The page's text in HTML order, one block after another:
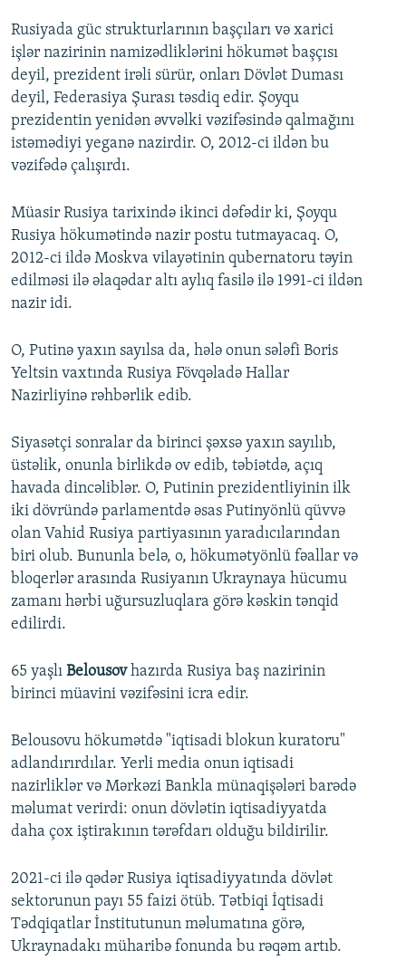
Rusiyada güc strukturlarının başçıları və xarici
işlər nazirinin namizədliklərini hökumət başçısı
deyil, prezident irəli sürür, onları Dövlət Duması
deyil, Federasiya Şurası təsdiq edir. Şoyqu
prezidentin yenidən əvvəlki vəzifəsində qalmağını
istəmədiyi yeganə nazirdir. O, 2012-ci ildən bu
vəzifədə çalışırdı.
Müasir Rusiya tarixində ikinci dəfədir ki, Şoyqu
Rusiya hökumətində nazir postu tutmayacaq. O,
2012-ci ildə Moskva vilayətinin qubernatoru təyin
edilməsi ilə əlaqədar altı aylıq fasilə ilə 1991-ci ildən
nazir idi.
O, Putinə yaxın sayılsa da, hələ onun sələfi Boris
Yeltsin vaxtında Rusiya Fövqəladə Hallar
Nazirliyinə rəhbərlik edib.
Siyasətçi sonralar da birinci şəxsə yaxın sayılıb,
üstəlik, onunla birlikdə ov edib, təbiətdə, açıq
havada dincəliblər. O, Putinin prezidentliyinin ilk
iki dövründə parlamentdə əsas Putinyönlü qüvvə
olan Vahid Rusiya partiyasının yaradıcılarından
biri olub. Bununla belə, o, hökumətyönlü fəallar və
bloqerlər arasında Rusiyanın Ukraynaya hücumu
zamanı hərbi uğursuzluqlara görə kəskin tənqid
edilirdi.
65 yaşlı Belousovhazırda Rusiya baş nazirinin
birinci müavini vəzifəsini icra edir.
Belousovu hökumətdə "iqtisadi blokun kuratoru"
adlandırırdılar. Yerli media onun iqtisadi
nazirliklər və Mərkəzi Bankla münaqişələri barədə
məlumat verirdi: onun dövlətin iqtisadiyyatda
daha çox iştirakının tərəfdarı olduğu bildirilir.
2021-ci ilə qədər Rusiya iqtisadiyyatında dövlət
sektorunun payı 55 faizi ötüb. Tətbiqi İqtisadi
Tədqiqatlar İnstitutunun məlumatına görə,
Ukraynadakı müharibə fonunda bu rəqəm artıb.